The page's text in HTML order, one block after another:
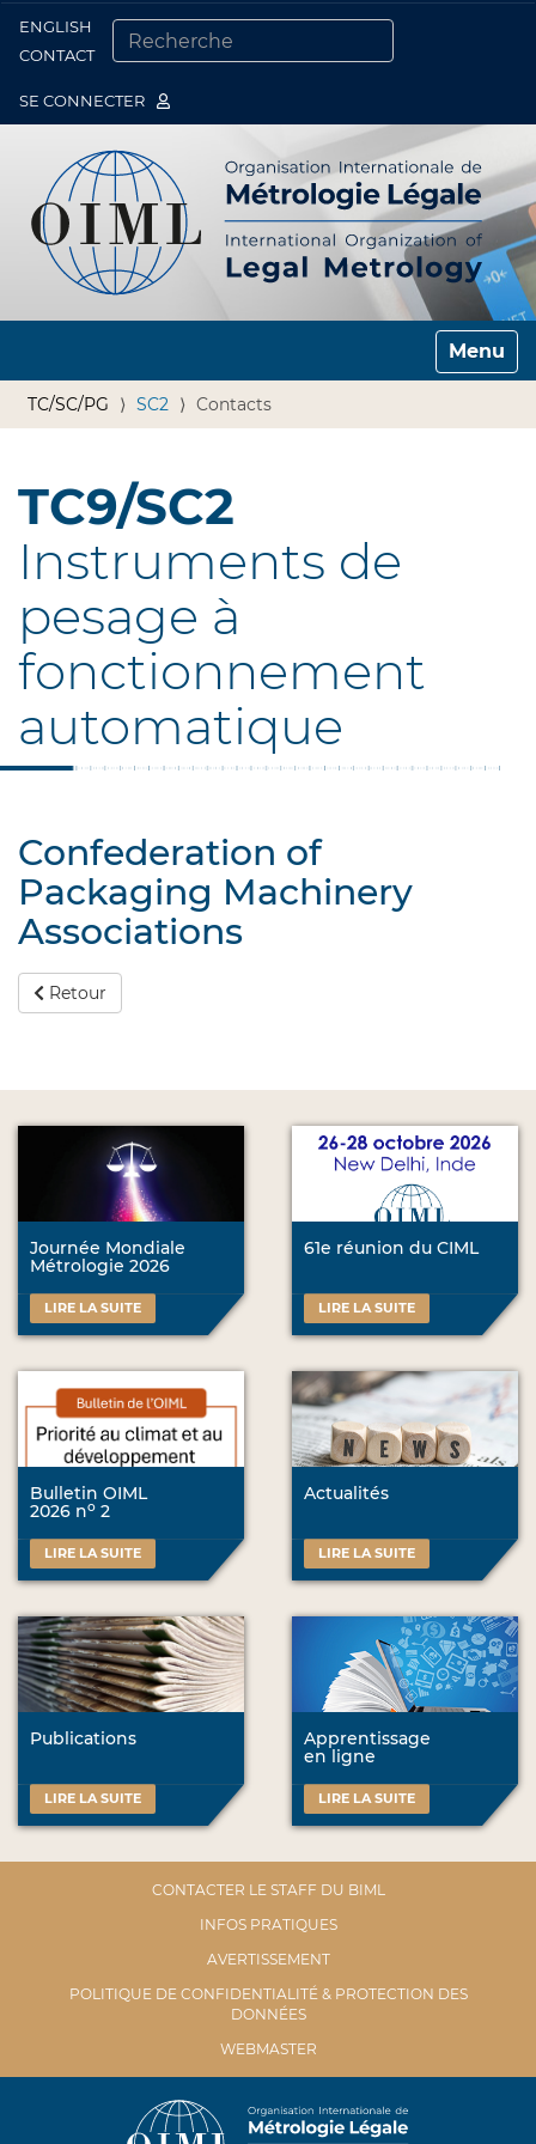
ENGLISH
CONTACT
SE CONNECTER
Toggle
TC/SC/PG SC2 Contacts
TC9/SC2
Instruments de
pesage à
fonctionnement
automatique
Confederation of
Packaging Machinery
Associations
Retour
Journée Mondiale
Métrologie 2026
LIRE LA SUITE
61e réunion du CIML
LIRE LA SUITE
Bulletin OIML
2026 no 2
LIRE LA SUITE
Actualités
LIRE LA SUITE
Publications
LIRE LA SUITE
Apprentissage
en ligne
LIRE LA SUITE
CONTACTER LE STAFF DU BIML
INFOS PRATIQUES
AVERTISSEMENT
POLITIQUE DE CONFIDENTIALITÉ & PROTECTION DES
DONNÉES
WEBMASTER